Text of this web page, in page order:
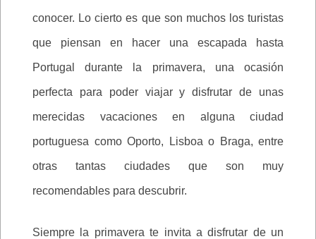
conocer. Lo cierto es que son muchos los turistas
que piensan en hacer una escapada hasta
Portugal durante la primavera, una ocasión
perfecta para poder viajar y disfrutar de unas
merecidas vacaciones en alguna ciudad
portuguesa como Oporto, Lisboa o Braga, entre
otras tantas ciudades que son muy
recomendables para descubrir.
Siempre la primavera te invita a disfrutar de un